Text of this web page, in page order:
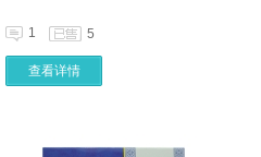
1 5
查看详情